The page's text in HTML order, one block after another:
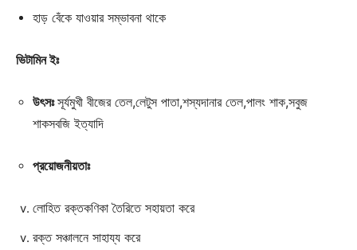
হাড় বেঁকে যাওয়ার সম্ভাবনা থাকে
ভিটামিন ইঃ
উৎসঃসূর্যমুখী বীজের তেল,লেটুস পাতা,শস্যদানার তেল,পালং শাক,সবুজ
শাকসবজি ইত্যাদি
প্রয়োজনীয়তাঃ
লোহিত রক্তকণিকা তৈরিতে সহায়তা করে
রক্ত সঞ্চালনে সাহায্য করে